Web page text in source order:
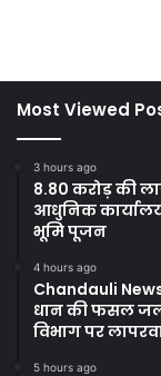
Most Viewed
3 hours ago
8.80 करोड़ की
आधुनिक
भूमि पूजन
4 hours ago
Chandauli
धान की फसल
विभाग पर
5 hours ago